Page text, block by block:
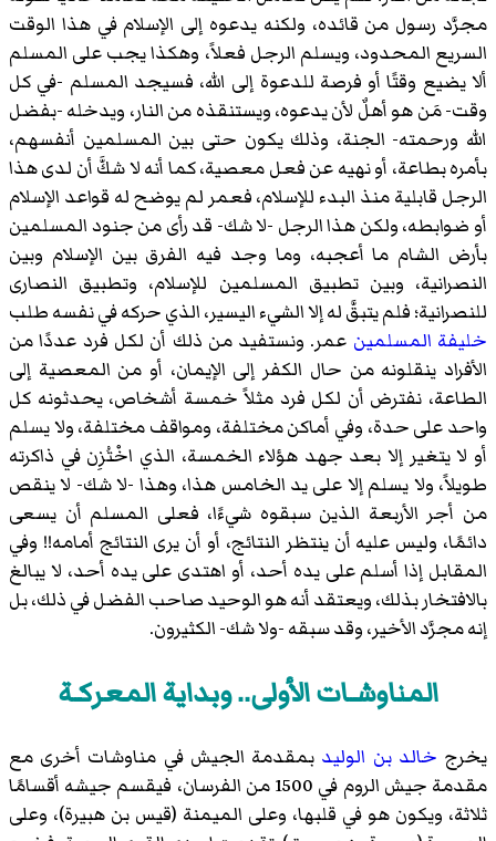
مجرَّد رسول من قائده، ولكنه يدعوه إلى الإسلام في هذا الوقت
السريع المحدود، ويسلم الرجل فعلاً، وهكذا يجب على المسلم
ألا يضيع وقتًا أو فرصة للدعوة إلى الله، فسيجد المسلم -في كل
وقت- مَن هو أهلٌ لأن يدعوه، ويستنقذه من النار، ويدخله -بفضل
الله ورحمته- الجنة، وذلك يكون حتى بين المسلمين أنفسهم،
بأمره بطاعة، أو نهيه عن فعل معصية، كما أنه لا شكَّ أن لدى هذا
الرجل قابلية منذ البدء للإسلام، فعمر لم يوضح له قواعد الإسلام
أو ضوابطه، ولكن هذا الرجل -لا شك- قد رأى من جنود المسلمين
بأرض الشام ما أعجبه، وما وجد فيه الفرق بين الإسلام وبين
النصرانية، وبين تطبيق المسلمين للإسلام، وتطبيق النصارى
للنصرانية؛ فلم يتبقَّ له إلا الشيء اليسير، الذي حركه في نفسه طلب
خليفة المسلمين عمر. ونستفيد من ذلك أن لكل فرد عددًا من
الأفراد ينقلونه من حال الكفر إلى الإيمان، أو من المعصية إلى
الطاعة، نفترض أن لكل فرد مثلاً خمسة أشخاص، يحدثونه كل
واحد على حدة، وفي أماكن مختلفة، ومواقف مختلفة، ولا يسلم
أو لا يتغير إلا بعد جهد هؤلاء الخمسة، الذي اخْتُزِن في ذاكرته
طويلاً، ولا يسلم إلا على يد الخامس هذا، وهذا -لا شك- لا ينقص
من أجر الأربعة الذين سبقوه شيءًا، فعلى المسلم أن يسعى
دائمًا، وليس عليه أن ينتظر النتائج، أو أن يرى النتائج أمامه!! وفي
المقابل إذا أسلم على يده أحد، أو اهتدى على يده أحد، لا يبالغ
بالافتخار بذلك، ويعتقد أنه هو الوحيد صاحب الفضل في ذلك، بل
إنه مجرَّد الأخير، وقد سبقه -ولا شك- الكثيرون.
المناوشـات الأولى.. وبداية المعركـة
يخرج خالد بن الوليد بمقدمة الجيش في مناوشات أخرى مع
مقدمة جيش الروم في 1500 من الفرسان، فيقسم جيشه أقسامًا
ثلاثة، ويكون هو في قلبها، وعلى الميمنة (قيس بن هبيرة)، وعلى